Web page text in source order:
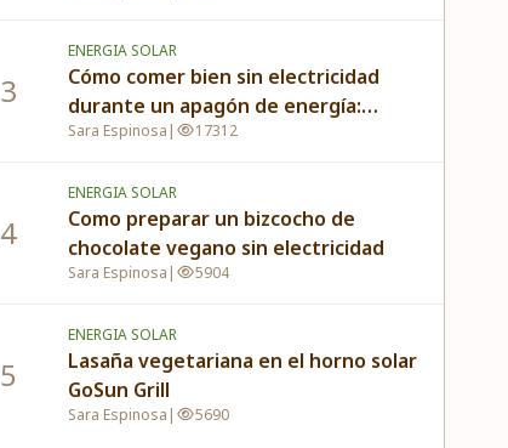
3
ENERGIA SOLAR
Cómo comer bien sin electricidad
durante un apagón de energía:
cocinar con el sol (y más)
Sara Espinosa | 17312
4
ENERGIA SOLAR
Como preparar un bizcocho de
chocolate vegano sin electricidad
Sara Espinosa | 5904
5
ENERGIA SOLAR
Lasaña vegetariana en el horno solar
GoSun Grill
Sara Espinosa | 5690